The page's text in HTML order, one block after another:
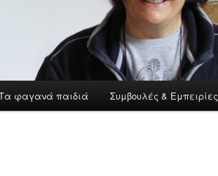
φαγανά παιδιά Συμβουλές & Εμπειρίες